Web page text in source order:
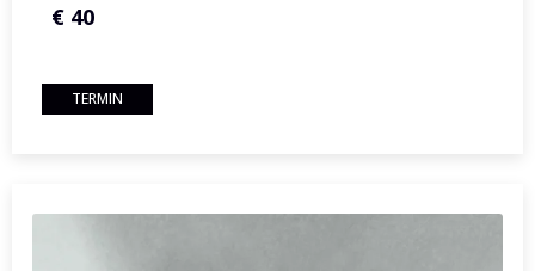
€ 40
TERMIN